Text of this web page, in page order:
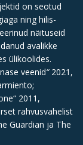
on seotud
ning hilis-
näituseid
avalikke
ülikoolides.
veenid“2021,
2011,
rahvusvahelist
Guardian ja The